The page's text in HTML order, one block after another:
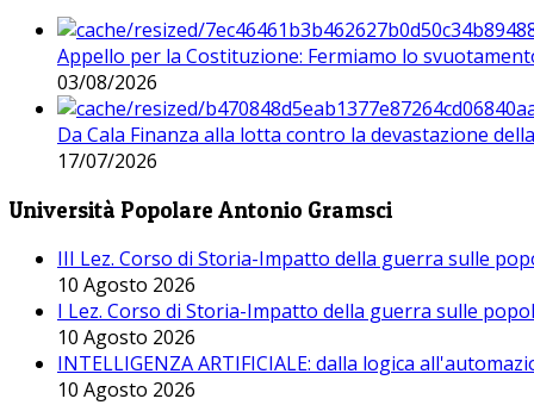
Appello per la Costituzione: Fermiamo lo
03/08/2026
Da Cala Finanza alla lotta contro la devastazione
17/07/2026
Università Popolare Antonio Gramsci
III Lez. Corso di Storia-Impatto della guerra sulle
10 Agosto 2026
I Lez. Corso di Storia-Impatto della guerra sulle
10 Agosto 2026
INTELLIGENZA ARTIFICIALE: dalla logica
10 Agosto 2026